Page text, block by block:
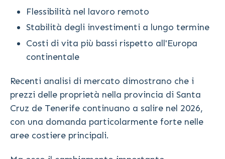
Flessibilità nel lavoro remoto
Stabilità degli investimenti a lungo termine
Costi di vita più bassi rispetto all'Europa
continentale
Recenti analisi di mercato dimostrano che i
prezzi delle proprietà nella provincia di Santa
Cruz de Tenerife continuano a salire nel 2026,
con una domanda particolarmente forte nelle
aree costiere principali.